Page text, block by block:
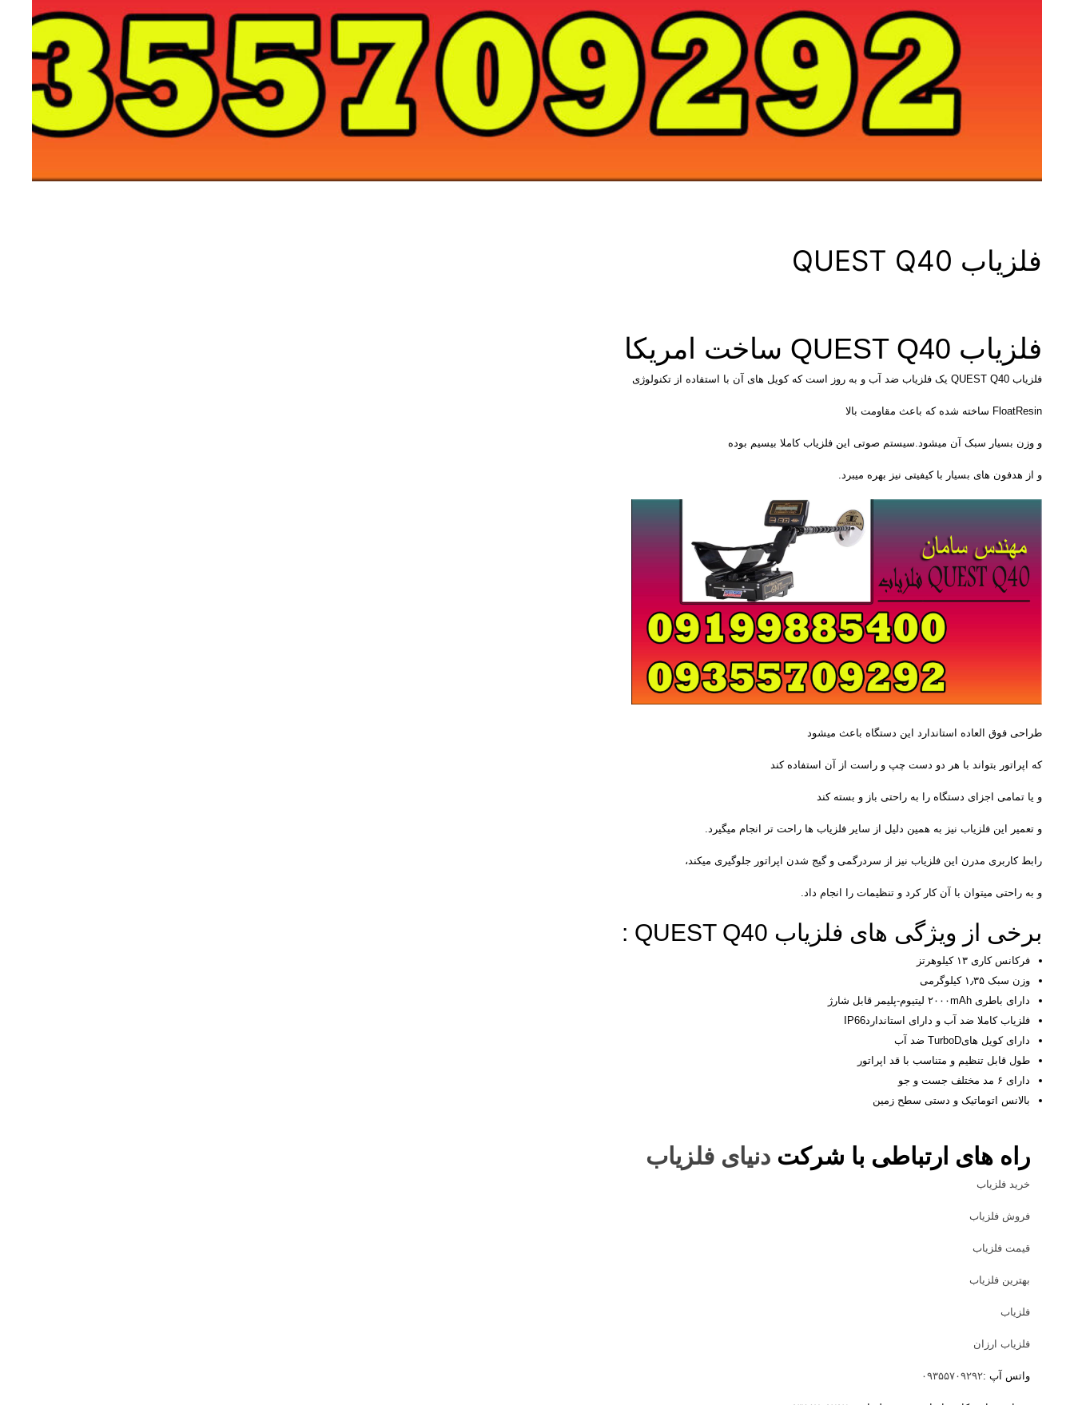
فلزیاب QUEST Q40
فلزیاب QUEST Q40 ساخت امریکا
فلزیاب QUEST Q40 یک فلزیاب ضد آب و به روز است که کویل های آن با استفاده از تکنولوژی
FloatResin ساخته شده که باعث مقاومت بالا
و وزن بسیار سبک آن میشود.سیستم صوتی این فلزیاب کاملا بیسیم بوده
و از هدفون های بسیار با کیفیتی نیز بهره میبرد.
طراحی فوق العاده استاندارد این دستگاه باعث میشود
که اپراتور بتواند با هر دو دست چپ و راست از آن استفاده کند
و یا تمامی اجزای دستگاه را به راحتی باز و بسته کند
و تعمیر این فلزیاب نیز به همین دلیل از سایر فلزیاب ها راحت تر انجام میگیرد.
رابط کاربری مدرن این فلزیاب نیز از سردرگمی و گیج شدن اپراتور جلوگیری میکند،
و به راحتی میتوان با آن کار کرد و تنظیمات را انجام داد.
برخی از ویژگی های فلزیاب QUEST Q40 :
فرکانس کاری ۱۳ کیلوهرتز
وزن سبک ۱٫۳۵ کیلوگرمی
دارای باطری ۲۰۰۰mAh لیتیوم-پلیمر قابل شارژ
فلزیاب کاملا ضد آب و دارای استانداردIP66
دارای کویل هایTurboD ضد آب
طول قابل تنظیم و متناسب با قد اپراتور
دارای ۶ مد مختلف جست و جو
بالانس اتوماتیک و دستی سطح زمین
راه های ارتباطی با شرکت دنیای فلزیاب
خرید فلزیاب
فروش فلزیاب
قیمت فلزیاب
بهترین فلزیاب
فلزیاب
فلزیاب ارزان
واتس آپ :۰۹۳۵۵۷۰۹۲۹۲